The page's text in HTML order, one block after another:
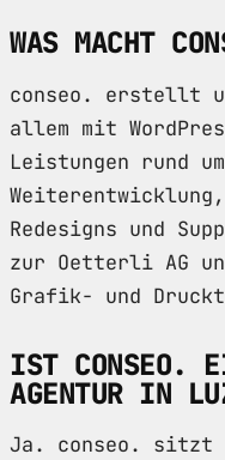
WAS MACHT
conseo. erstellt
allem mit
Leistungen rund
Redesigns und
zur Oetterli AG
Grafik- und
IST CONSEO.
AGENTUR IN
Ja. conseo. sitzt